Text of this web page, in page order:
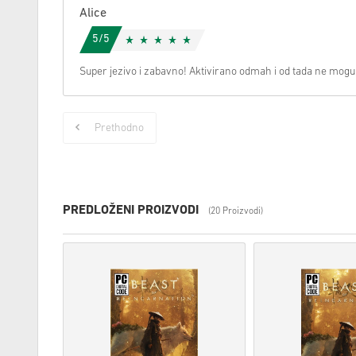
Alice
5/5
Super jezivo i zabavno! Aktivirano odmah i od tada ne
Prethodno
PREDLOŽENI PROIZVODI (20 Proizvodi)